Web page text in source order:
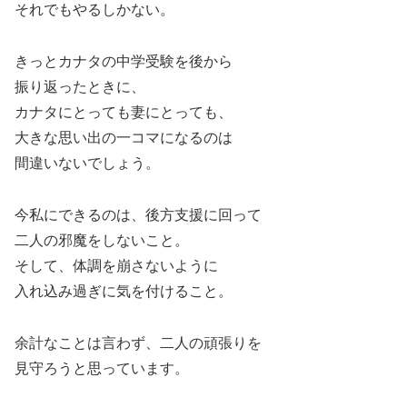
それでもやるしかない。
きっとカナタの中学受験を後から
振り返ったときに、
カナタにとっても妻にとっても、
大きな思い出の一コマになるのは
間違いないでしょう。
今私にできるのは、後方支援に回って
二人の邪魔をしないこと。
そして、体調を崩さないように
入れ込み過ぎに気を付けること。
余計なことは言わず、二人の頑張りを
見守ろうと思っています。